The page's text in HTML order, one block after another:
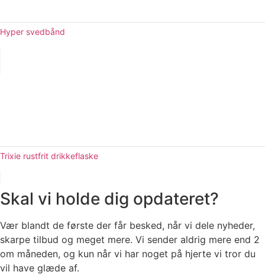
Hyper svedbånd
Trixie rustfrit drikkeflaske
Skal vi holde dig opdateret?
Vær blandt de første der får besked, når vi dele nyheder,
skarpe tilbud og meget mere. Vi sender aldrig mere end 2
om måneden, og kun når vi har noget på hjerte vi tror du
vil have glæde af.